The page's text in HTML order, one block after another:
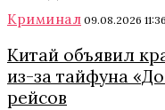
Криминал 09.08.2026 11:36
Китай объявил
из-за тайфуна
рейсов